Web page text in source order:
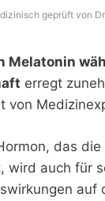
geprüft von
Melatonin
erregt
von
das
wird auch für
auf